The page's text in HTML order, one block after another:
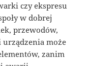
czy ekspresu
w dobrej
przewodów,
urządzenia może
zanim